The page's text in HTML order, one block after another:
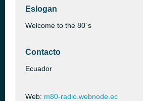
Eslogan
Welcome to the 80´s
Contacto
Ecuador
Web: m80-radio.webnode.ec